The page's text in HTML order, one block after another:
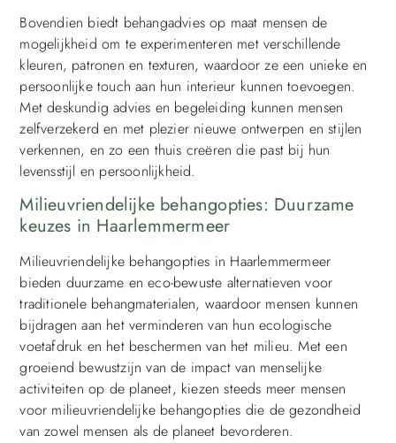
Bovendien biedt behangadvies op maat mensen de
mogelijkheid om te experimenteren met verschillende
kleuren, patronen en texturen, waardoor ze een unieke en
persoonlijke touch aan hun interieur kunnen toevoegen.
Met deskundig advies en begeleiding kunnen mensen
zelfverzekerd en met plezier nieuwe ontwerpen en stijlen
verkennen, en zo een thuis creëren die past bij hun
levensstijl en persoonlijkheid.
Milieuvriendelijke behangopties: Duurzame
keuzes in Haarlemmermeer
Milieuvriendelijke behangopties in Haarlemmermeer
bieden duurzame en eco-bewuste alternatieven voor
traditionele behangmaterialen, waardoor mensen kunnen
bijdragen aan het verminderen van hun ecologische
voetafdruk en het beschermen van het milieu. Met een
groeiend bewustzijn van de impact van menselijke
activiteiten op de planeet, kiezen steeds meer mensen
voor milieuvriendelijke behangopties die de gezondheid
van zowel mensen als de planeet bevorderen.